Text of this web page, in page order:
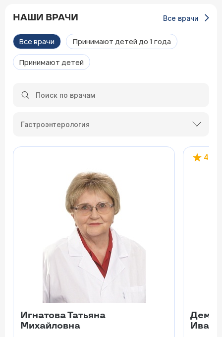
НАШИ ВРАЧИ Все врачи
Все врачи Принимают детей до 1 года
Принимают детей
Гастроэнтерология
Игнатова Татьяна
Михайловна
4.8